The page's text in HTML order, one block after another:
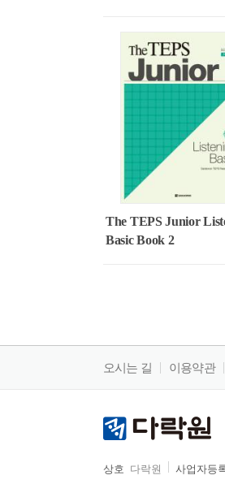
The TEPS Junior
Basic Book 2
오시는 길 이용약관
상호 다락원 사업자등